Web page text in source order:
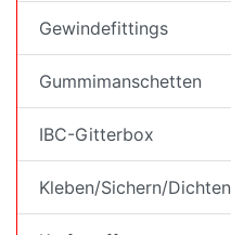
Gewindefittings
Gummimanschetten
IBC-Gitterbox
Kleben/Sichern/Dichten